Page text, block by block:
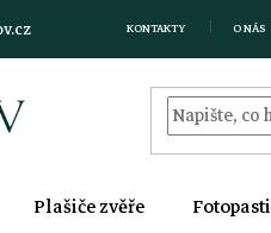
KONTAKTY O NÁS
Plašiče zvěře Fotopasti